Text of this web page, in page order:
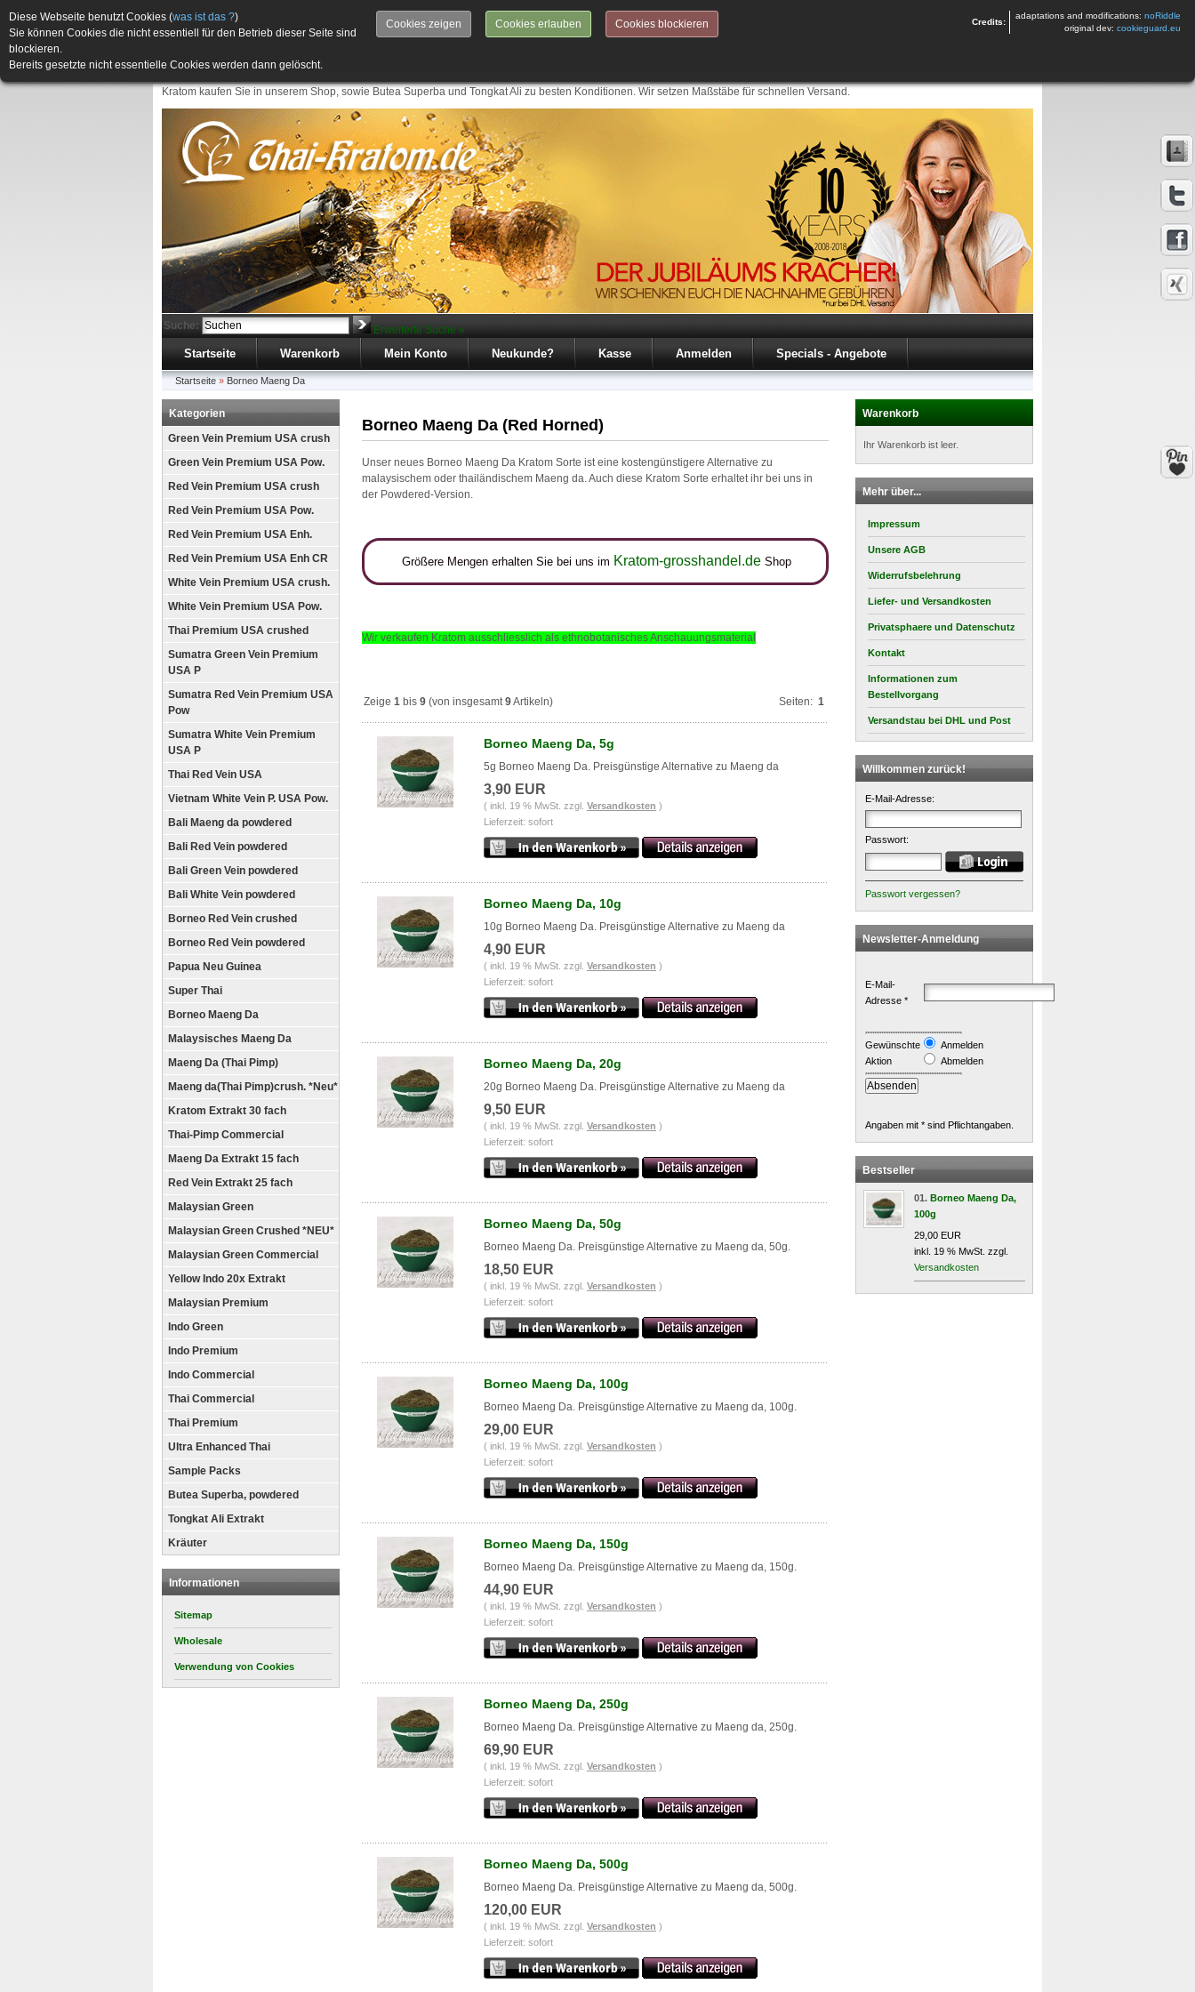
Credits:
adaptations and modifications: noRiddle
original dev: cookieguard.eu
Diese Webseite benutzt Cookies (was ist das ?)
Sie können Cookies die nicht essentiell für den Betrieb dieser Seite sind
blockieren.
Bereits gesetzte nicht essentielle Cookies werden dann gelöscht.
Cookies zeigen Cookies erlauben Cookies blockieren
Kratom kaufen Sie in unserem Shop, sowie Butea Superba und Tongkat Ali zu besten Konditionen. Wir setzen Maßstäbe für schnellen Versand.
Suche: Erweiterte Suche »
Startseite Warenkorb Mein Konto Neukunde? Kasse Anmelden Specials - Angebote
Startseite » Borneo Maeng Da
Kategorien
Green Vein Premium USA crush
Green Vein Premium USA Pow.
Red Vein Premium USA crush
Red Vein Premium USA Pow.
Red Vein Premium USA Enh.
Red Vein Premium USA Enh CR
White Vein Premium USA crush.
White Vein Premium USA Pow.
Thai Premium USA crushed
Sumatra Green Vein Premium
USA P
Sumatra Red Vein Premium USA
Pow
Sumatra White Vein Premium
USA P
Thai Red Vein USA
Vietnam White Vein P. USA Pow.
Bali Maeng da powdered
Bali Red Vein powdered
Bali Green Vein powdered
Bali White Vein powdered
Borneo Red Vein crushed
Borneo Red Vein powdered
Papua Neu Guinea
Super Thai
Borneo Maeng Da
Malaysisches Maeng Da
Maeng Da (Thai Pimp)
Maeng da(Thai Pimp)crush. *Neu*
Kratom Extrakt 30 fach
Thai-Pimp Commercial
Maeng Da Extrakt 15 fach
Red Vein Extrakt 25 fach
Malaysian Green
Malaysian Green Crushed *NEU*
Malaysian Green Commercial
Yellow Indo 20x Extrakt
Malaysian Premium
Indo Green
Indo Premium
Indo Commercial
Thai Commercial
Thai Premium
Ultra Enhanced Thai
Sample Packs
Butea Superba, powdered
Tongkat Ali Extrakt
Kräuter
Informationen
Sitemap
Wholesale
Verwendung von Cookies
Borneo Maeng Da (Red Horned)
Unser neues Borneo Maeng Da Kratom Sorte ist eine kostengünstigere Alternative zu
malaysischem oder thailändischem Maeng da. Auch diese Kratom Sorte erhaltet ihr bei uns in
der Powdered-Version.
Größere Mengen erhalten Sie bei uns im Kratom-grosshandel.de Shop
Wir verkaufen Kratom ausschliesslich als ethnobotanisches Anschauungsmaterial
Zeige 1 bis 9 (von insgesamt9Artikeln) Seiten: 1
Borneo Maeng Da, 5g
5g Borneo Maeng Da. Preisgünstige Alternative zu Maeng da
3,90 EUR
( inkl. 19 % MwSt. zzgl. Versandkosten )
Lieferzeit: sofort
Borneo Maeng Da, 10g
10g Borneo Maeng Da. Preisgünstige Alternative zu Maeng da
4,90 EUR
( inkl. 19 % MwSt. zzgl. Versandkosten )
Lieferzeit: sofort
Borneo Maeng Da, 20g
20g Borneo Maeng Da. Preisgünstige Alternative zu Maeng da
9,50 EUR
( inkl. 19 % MwSt. zzgl. Versandkosten )
Lieferzeit: sofort
Borneo Maeng Da, 50g
Borneo Maeng Da. Preisgünstige Alternative zu Maeng da, 50g.
18,50 EUR
( inkl. 19 % MwSt. zzgl. Versandkosten )
Lieferzeit: sofort
Borneo Maeng Da, 100g
Borneo Maeng Da. Preisgünstige Alternative zu Maeng da, 100g.
29,00 EUR
( inkl. 19 % MwSt. zzgl. Versandkosten )
Lieferzeit: sofort
Borneo Maeng Da, 150g
Borneo Maeng Da. Preisgünstige Alternative zu Maeng da, 150g.
44,90 EUR
( inkl. 19 % MwSt. zzgl. Versandkosten )
Lieferzeit: sofort
Borneo Maeng Da, 250g
Borneo Maeng Da. Preisgünstige Alternative zu Maeng da, 250g.
69,90 EUR
( inkl. 19 % MwSt. zzgl. Versandkosten )
Lieferzeit: sofort
Borneo Maeng Da, 500g
Borneo Maeng Da. Preisgünstige Alternative zu Maeng da, 500g.
120,00 EUR
( inkl. 19 % MwSt. zzgl. Versandkosten )
Lieferzeit: sofort
Warenkorb
Ihr Warenkorb ist leer.
Mehr über...
Impressum
Unsere AGB
Widerrufsbelehrung
Liefer- und Versandkosten
Privatsphaere und Datenschutz
Kontakt
Informationen zum
Bestellvorgang
Versandstau bei DHL und Post
Willkommen zurück!
E-Mail-Adresse:
Passwort:
Passwort vergessen?
Newsletter-Anmeldung
E-Mail-
Adresse *
Gewünschte
Aktion
Anmelden
Abmelden
Angaben mit * sind Pflichtangaben.
Bestseller
01. Borneo Maeng Da,
100g
29,00 EUR
inkl. 19 % MwSt. zzgl.
Versandkosten